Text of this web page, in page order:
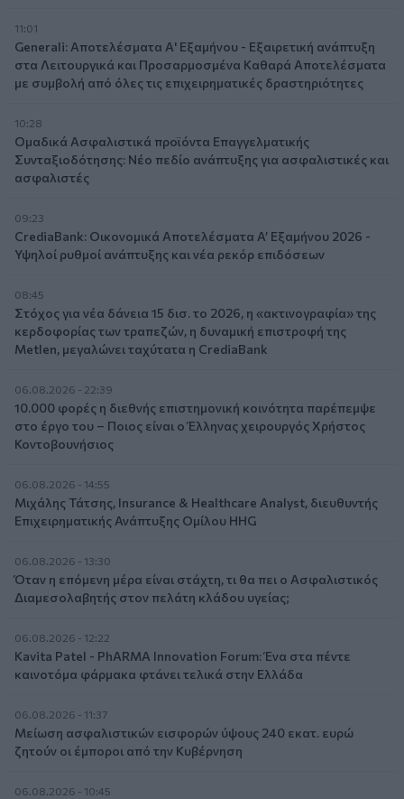
11:01
Generali: Αποτελέσματα Α' Εξαμήνου - Εξαιρετική ανάπτυξη
στα Λειτουργικά και Προσαρμοσμένα Καθαρά Αποτελέσματα
με συμβολή από όλες τις επιχειρηματικές δραστηριότητες
10:28
Ομαδικά Ασφαλιστικά προϊόντα Επαγγελματικής
Συνταξιοδότησης: Νέο πεδίο ανάπτυξης για ασφαλιστικές και
ασφαλιστές
09:23
CrediaBank: Οικονομικά Αποτελέσματα A’ Εξαμήνου 2026 -
Υψηλοί ρυθμοί ανάπτυξης και νέα ρεκόρ επιδόσεων
08:45
Στόχος για νέα δάνεια 15 δισ. το 2026, η «ακτινογραφία» της
κερδοφορίας των τραπεζών, η δυναμική επιστροφή της
Metlen, μεγαλώνει ταχύτατα η CrediaBank
06.08.2026 - 22:39
10.000 φορές η διεθνής επιστημονική κοινότητα παρέπεμψε
στο έργο του – Ποιος είναι ο Έλληνας χειρουργός Χρήστος
Κοντοβουνήσιος
06.08.2026 - 14:55
Μιχάλης Τάτσης, Insurance & Healthcare Analyst, διευθυντής
Επιχειρηματικής Ανάπτυξης Ομίλου HHG
06.08.2026 - 13:30
Όταν η επόμενη μέρα είναι στάχτη, τι θα πει ο Ασφαλιστικός
Διαμεσολαβητής στον πελάτη κλάδου υγείας;
06.08.2026 - 12:22
Kavita Patel - PhARMA Innovation Forum: Ένα στα πέντε
καινοτόμα φάρμακα φτάνει τελικά στην Ελλάδα
06.08.2026 - 11:37
Μείωση ασφαλιστικών εισφορών ύψους 240 εκατ. ευρώ
ζητούν οι έμποροι από την Κυβέρνηση
06.08.2026 - 10:45